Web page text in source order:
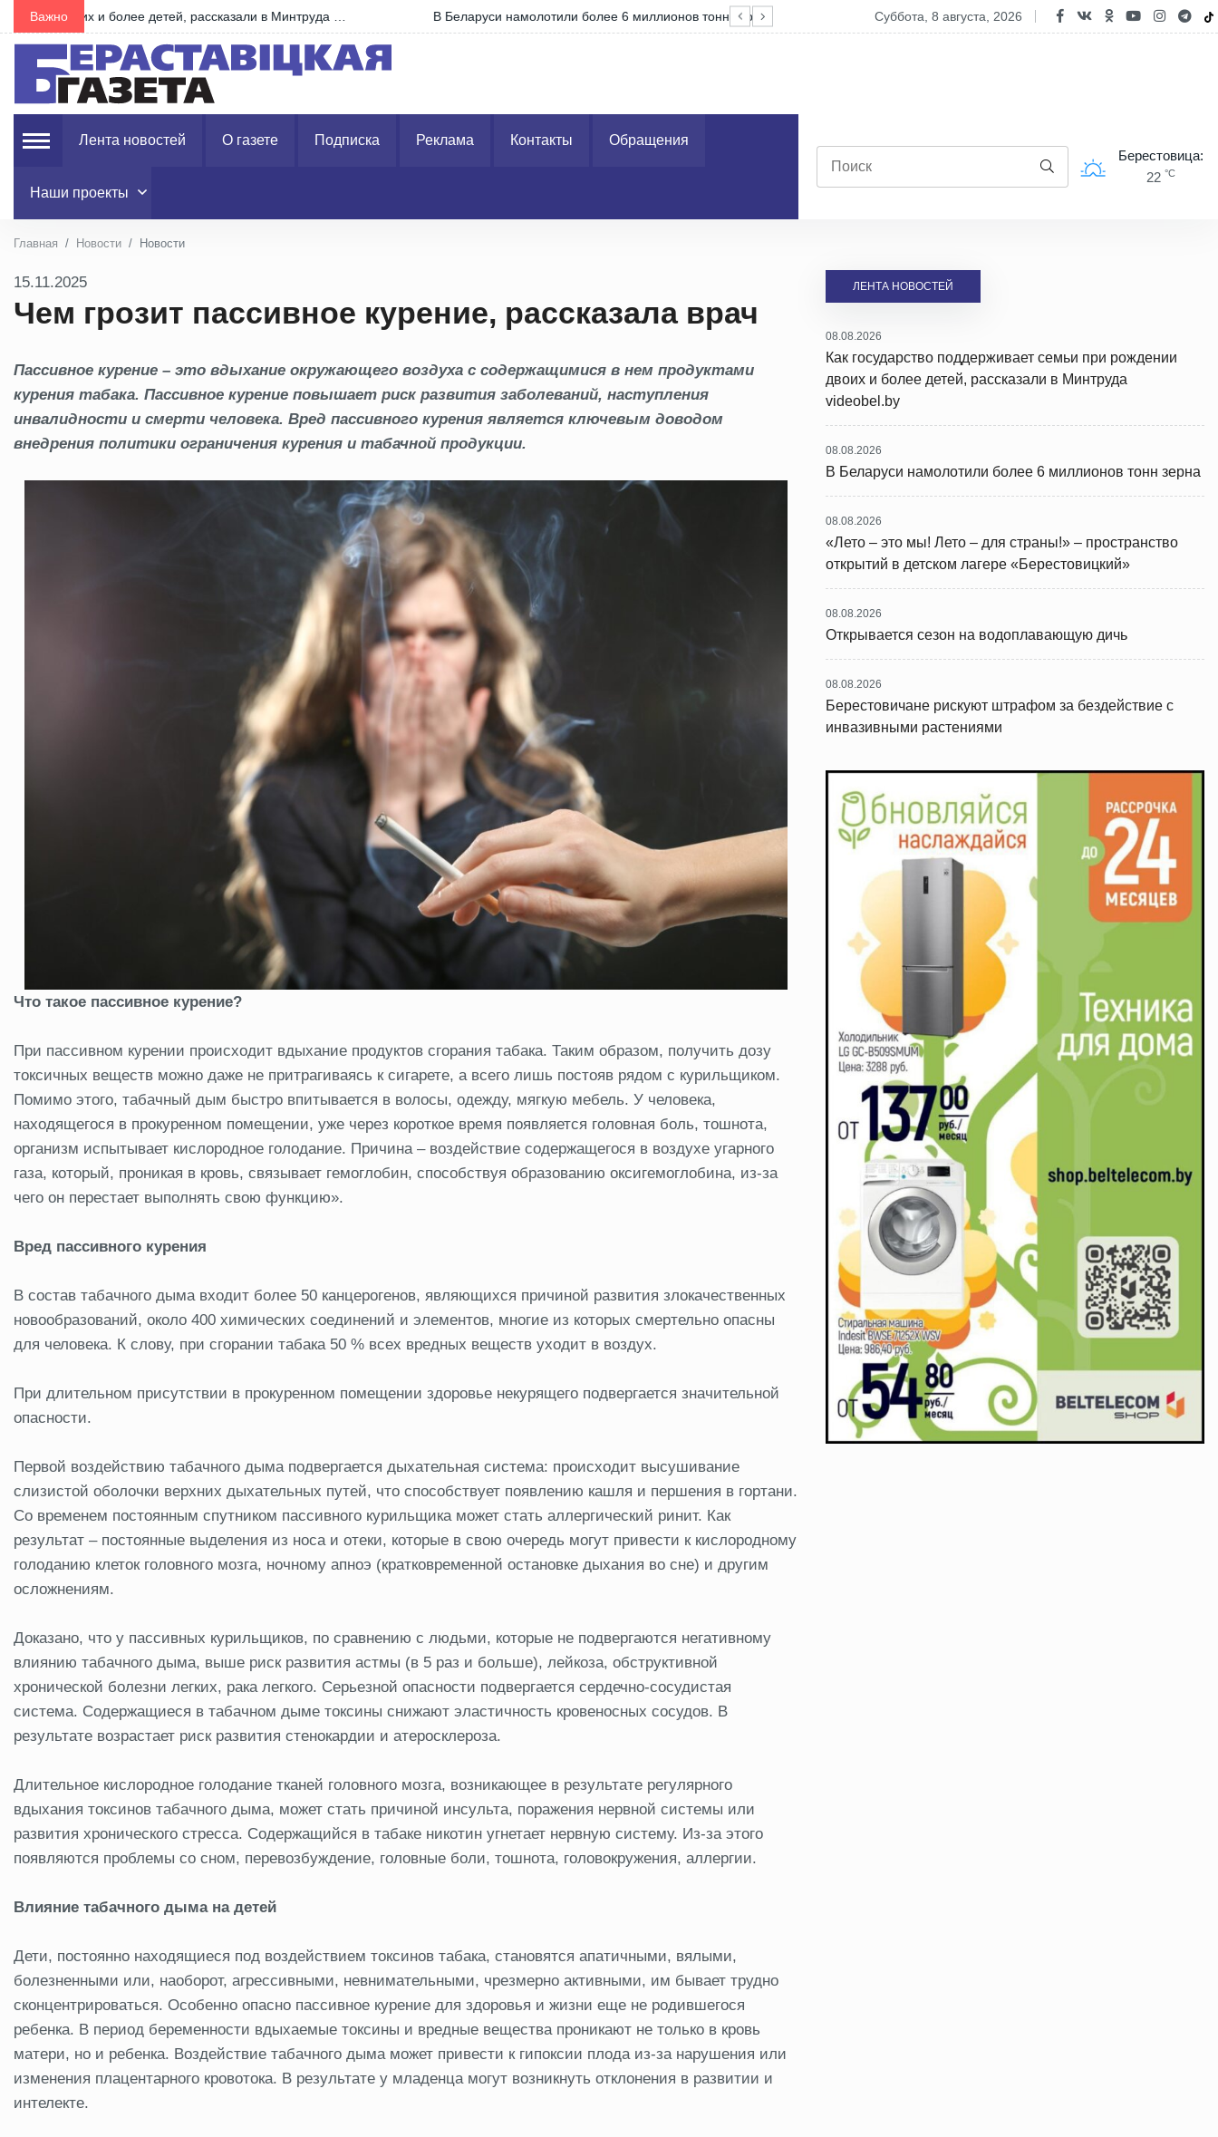
Важно В Беларуси намолотили более 6 миллионов тонн зерна «Лето – это мы! Лето – для страны!» – пространство открытий в
суббота, 8 августа, 2026
Лента новостей О газете Подписка Реклама Контакты Обращения
Наши проекты
Берестовица:
22 °C
Главная Новости Новости
15.11.2025
Чем грозит пассивное курение, рассказала врач
Пассивное курение – это вдыхание окружающего воздуха с содержащимися в нем продуктами
курения табака. Пассивное курение повышает риск развития заболеваний, наступления
инвалидности и смерти человека. Вред пассивного курения является ключевым доводом
внедрения политики ограничения курения и табачной продукции.
Что такое пассивное курение?
При пассивном курении происходит вдыхание продуктов сгорания табака. Таким образом, получить дозу
токсичных веществ можно даже не притрагиваясь к сигарете, а всего лишь постояв рядом с курильщиком.
Помимо этого, табачный дым быстро впитывается в волосы, одежду, мягкую мебель. У человека,
находящегося в прокуренном помещении, уже через короткое время появляется головная боль, тошнота,
организм испытывает кислородное голодание. Причина – воздействие содержащегося в воздухе угарного
газа, который, проникая в кровь, связывает гемоглобин, способствуя образованию оксигемоглобина, из-за
чего он перестает выполнять свою функцию».
Вред пассивного курения
В состав табачного дыма входит более 50 канцерогенов, являющихся причиной развития злокачественных
новообразований, около 400 химических соединений и элементов, многие из которых смертельно опасны
для человека. К слову, при сгорании табака 50 % всех вредных веществ уходит в воздух.
При длительном присутствии в прокуренном помещении здоровье некурящего подвергается значительной
опасности.
Первой воздействию табачного дыма подвергается дыхательная система: происходит высушивание
слизистой оболочки верхних дыхательных путей, что способствует появлению кашля и першения в гортани.
Со временем постоянным спутником пассивного курильщика может стать аллергический ринит. Как
результат – постоянные выделения из носа и отеки, которые в свою очередь могут привести к кислородному
голоданию клеток головного мозга, ночному апноэ (кратковременной остановке дыхания во сне) и другим
осложнениям.
Доказано, что у пассивных курильщиков, по сравнению с людьми, которые не подвергаются негативному
влиянию табачного дыма, выше риск развития астмы (в 5 раз и больше), лейкоза, обструктивной
хронической болезни легких, рака легкого. Серьезной опасности подвергается сердечно-сосудистая
система. Содержащиеся в табачном дыме токсины снижают эластичность кровеносных сосудов. В
результате возрастает риск развития стенокардии и атеросклероза.
Длительное кислородное голодание тканей головного мозга, возникающее в результате регулярного
вдыхания токсинов табачного дыма, может стать причиной инсульта, поражения нервной системы или
развития хронического стресса. Содержащийся в табаке никотин угнетает нервную систему. Из-за этого
появляются проблемы со сном, перевозбуждение, головные боли, тошнота, головокружения, аллергии.
Влияние табачного дыма на детей
Дети, постоянно находящиеся под воздействием токсинов табака, становятся апатичными, вялыми,
болезненными или, наоборот, агрессивными, невнимательными, чрезмерно активными, им бывает трудно
сконцентрироваться. Особенно опасно пассивное курение для здоровья и жизни еще не родившегося
ребенка. В период беременности вдыхаемые токсины и вредные вещества проникают не только в кровь
матери, но и ребенка. Воздействие табачного дыма может привести к гипоксии плода из-за нарушения или
изменения плацентарного кровотока. В результате у младенца могут возникнуть отклонения в развитии и
интелекте.
ЛЕНТА НОВОСТЕЙ
08.08.2026
Как государство поддерживает семьи при рождении
двоих и более детей, рассказали в Минтруда
videobel.by
08.08.2026
В Беларуси намолотили более 6 миллионов тонн зерна
08.08.2026
«Лето – это мы! Лето – для страны!» – пространство
открытий в детском лагере «Берестовицкий»
08.08.2026
Открывается сезон на водоплавающую дичь
08.08.2026
Берестовичане рискуют штрафом за бездействие с
инвазивными растениями